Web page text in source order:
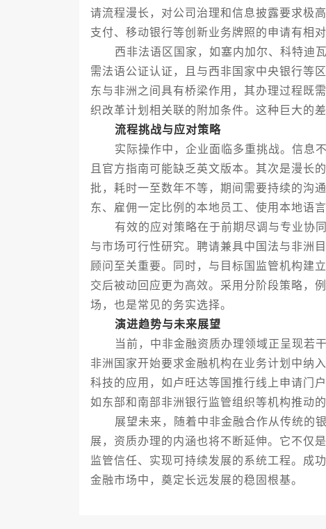
请流程漫长，对公司治理和信息披露要求极
支付、移动银行等创新业务牌照的申请有相
西非法语区国家，如塞内加尔、科特迪瓦
需法语公证认证，且与西非国家中央银行等
东与非洲之间具有桥梁作用，其办理过程既
织改革计划相关联的附加条件。这种巨大的
流程挑战与应对策略
实际操作中，企业面临多重挑战。信息不
且官方指南可能缺乏英文版本。其次是漫长
批，耗时一至数年不等，期间需要持续的沟
东、雇佣一定比例的本地员工、使用本地语
有效的应对策略在于前期尽调与专业协同
与市场可行性研究。聘请兼具中国法与非洲
顾问至关重要。同时，与目标国监管机构建
交后被动回应更为高效。采用分阶段策略，
场，也是常见的务实选择。
演进趋势与未来展望
当前，中非金融资质办理领域正呈现若干
非洲国家开始要求金融机构在业务计划中纳
科技的应用，如卢旺达等国推行线上申请门
如东部和南部非洲银行监管组织等机构推动
展望未来，随着中非金融合作从传统的银
展，资质办理的内涵也将不断延伸。它不仅
监管信任、实现可持续发展的系统工程。成
金融市场中，奠定长远发展的稳固根基。